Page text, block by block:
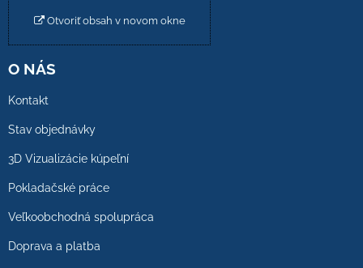
Otvoriť obsah v novom okne
O NÁS
Kontakt
Stav objednávky
3D Vizualizácie kúpeľní
Pokladačské práce
Veľkoobchodná spolupráca
Doprava a platba